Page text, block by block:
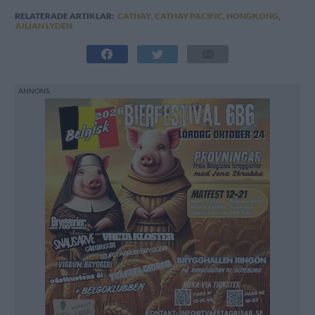
RELATERADE ARTIKLAR: CATHAY, CATHAY PACIFIC, HONGKONG,
JULIAN LYDEN